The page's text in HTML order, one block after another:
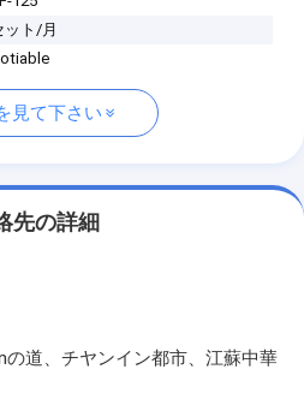
ット/月
見て下さい
先の詳細
の道、チヤンイン都市、江蘇中華